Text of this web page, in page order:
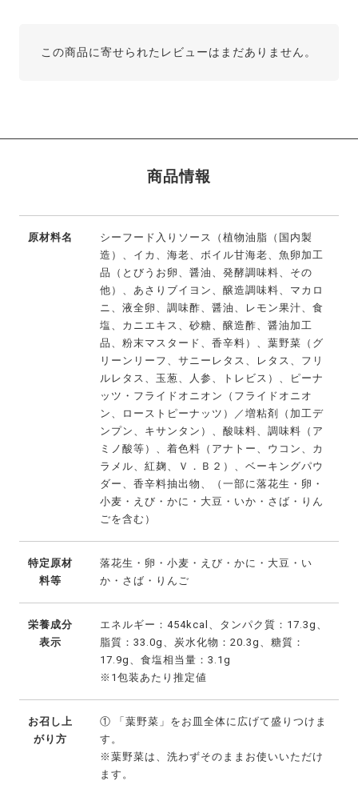
この商品に寄せられたレビューはまだありません。
商品情報
原材料名
シーフード入りソース（植物油脂（国内製
造）、イカ、海老、ボイル甘海老、魚卵加工
品（とびうお卵、醤油、発酵調味料、その
他）、あさりブイヨン、醸造調味料、マカロ
ニ、液全卵、調味酢、醤油、レモン果汁、食
塩、カニエキス、砂糖、醸造酢、醤油加工
品、粉末マスタード、香辛料）、葉野菜（グ
リーンリーフ、サニーレタス、レタス、フリ
ルレタス、玉葱、人参、トレビス）、ピーナ
ッツ・フライドオニオン（フライドオニオ
ン、ローストピーナッツ）／増粘剤（加工デ
ンプン、キサンタン）、酸味料、調味料（ア
ミノ酸等）、着色料（アナトー、ウコン、カ
ラメル、紅麹、Ｖ．Ｂ２）、ベーキングパウ
ダー、香辛料抽出物、（一部に落花生・卵・
小麦・えび・かに・大豆・いか・さば・りん
ごを含む）
特定原材
料等
落花生・卵・小麦・えび・かに・大豆・い
か・さば・りんご
栄養成分
表示
エネルギー：454kcal、タンパク質：17.3g、
脂質：33.0g、炭水化物：20.3g、糖質：
17.9g、食塩相当量：3.1g
※1包装あたり推定値
お召し上
がり方
① 「葉野菜」をお皿全体に広げて盛りつけま
す。
※葉野菜は、洗わずそのままお使いいただけ
ます。